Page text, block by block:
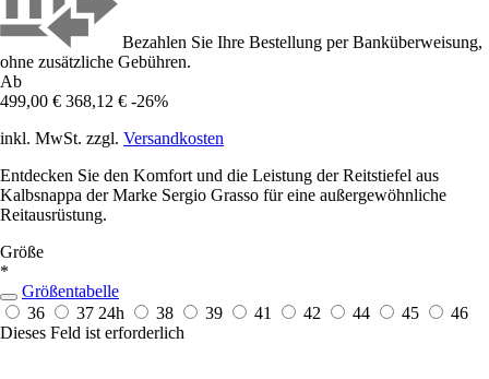
Bezahlen Sie Ihre Bestellung per Banküberweisung,
ohne zusätzliche Gebühren.
Ab
499,00 € 368,12 € -26%
inkl. MwSt. zzgl. Versandkosten
Entdecken Sie den Komfort und die Leistung der Reitstiefel aus
Kalbsnappa der Marke Sergio Grasso für eine außergewöhnliche
Reitausrüstung.
Größe
*
Größentabelle
36
37 24h 38 39 41 42 44 45
46
Dieses Feld ist erforderlich